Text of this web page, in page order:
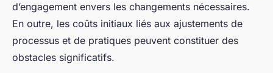
d’engagement envers les changements nécessaires.
En outre, les coûts initiaux liés aux ajustements de
processus et de pratiques peuvent constituer des
obstacles significatifs.